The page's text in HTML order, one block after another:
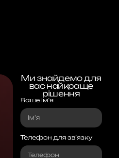
Ми знайдемо для
вас найкраще
рішення
Ваше ім’я
Телефон для зв’язку